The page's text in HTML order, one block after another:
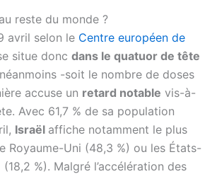
reste du monde ?
avril selon le Centre européen de
situe donc dans le quatuor de tête
-soit le nombre de doses
accuse un retard notable vis-à-
Avec 61,7 % de sa population
Israël affiche notamment le plus
Royaume-Uni (48,3 %) ou les États-
%). Malgré l’accélération des